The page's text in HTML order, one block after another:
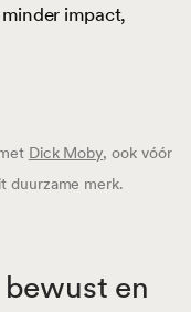
impact,
Dick Moby, ook vóór
duurzame merk.
en